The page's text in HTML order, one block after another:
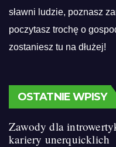
sławni ludzie, poznasz
poczytasz trochę o
zostaniesz tu na dłużej!
OSTATNIE WPISY
Zawody dla
kariery unerquicklich